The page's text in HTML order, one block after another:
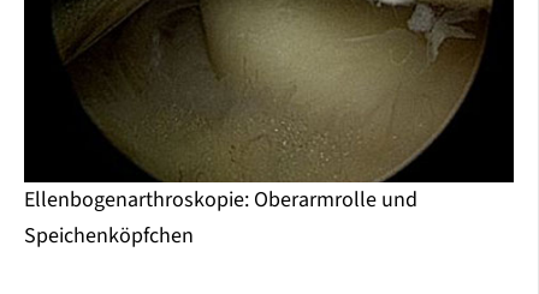
Ellenbogenarthroskopie: Oberarmrolle und
Speichenköpfchen